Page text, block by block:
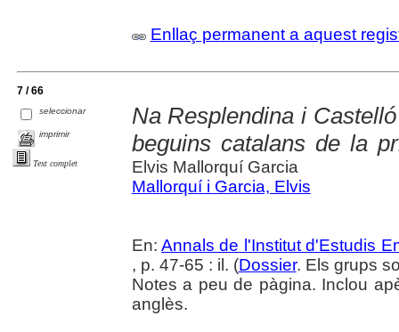
Enllaç permanent a aquest
7 / 66
seleccionar
imprimir
Text complet
Na Resplendina i
beguins catalans de la
Elvis Mallorquí Garcia
Mallorquí i Garcia, Elvis
En:Annals de l'Institut d'Estudis
, p. 47-65 : il. (Dossier. Els grups
Notes a peu de pàgina. Inclou
anglès.